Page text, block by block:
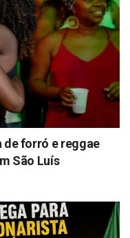
de forró e reggae
São Luís